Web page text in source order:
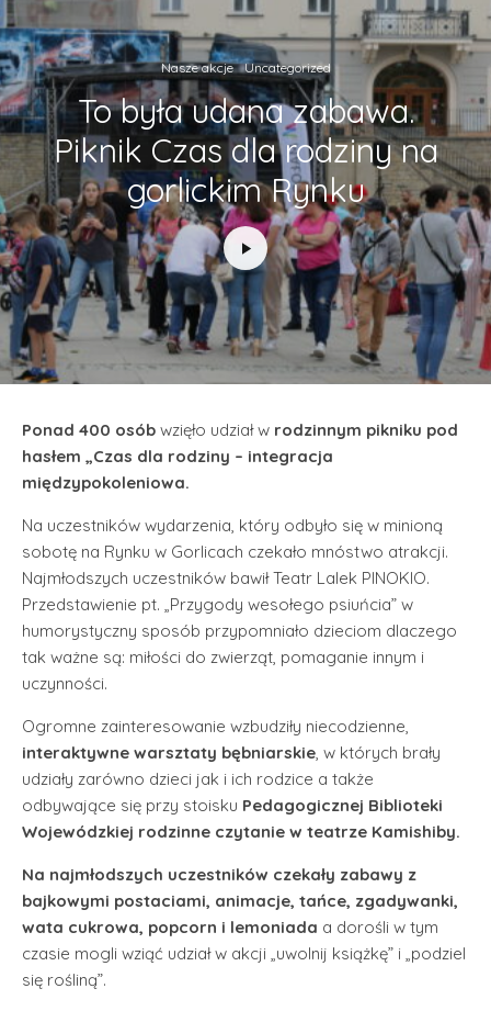
Nasze akcje Uncategorized
To była udana zabawa.
Piknik Czas dla rodziny na
gorlickim Rynku
Ponad 400 osób wzięło udział w rodzinnym pikniku pod
hasłem „Czas dla rodziny – integracja
międzypokoleniowa.
Na uczestników wydarzenia, który odbyło się w minioną
sobotę na Rynku w Gorlicach czekało mnóstwo atrakcji.
Najmłodszych uczestników bawił Teatr Lalek PINOKIO.
Przedstawienie pt. „Przygody wesołego psiuńcia” w
humorystyczny sposób przypomniało dzieciom dlaczego
tak ważne są: miłości do zwierząt, pomaganie innym i
uczynności.
Ogromne zainteresowanie wzbudziły niecodzienne,
interaktywne warsztaty bębniarskie, w których brały
udziały zarówno dzieci jak i ich rodzice a także
odbywające się przy stoisku Pedagogicznej Biblioteki
Wojewódzkiej rodzinne czytanie w teatrze Kamishiby.
Na najmłodszych uczestników czekały zabawy z
bajkowymi postaciami, animacje, tańce, zgadywanki,
wata cukrowa, popcorn i lemoniada a dorośli w tym
czasie mogli wziąć udział w akcji „uwolnij książkę” i „podziel
się rośliną”.